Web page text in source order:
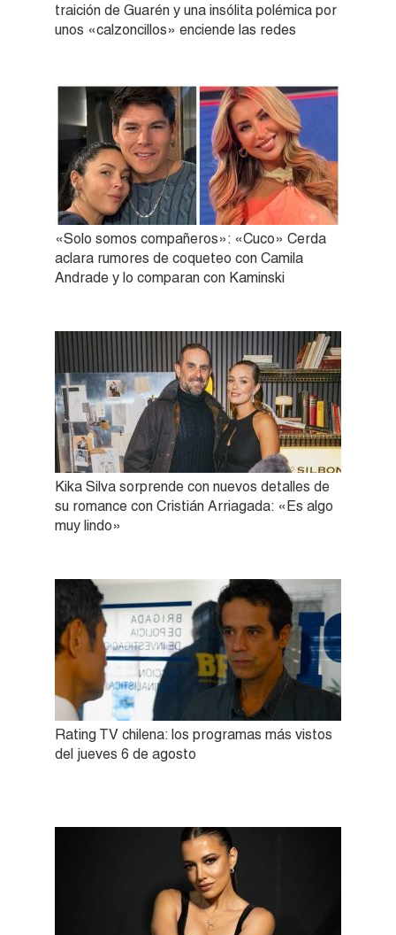
traición de Guarén y una insólita polémica por
unos «calzoncillos» enciende las redes
«Solo somos compañeros»: «Cuco» Cerda
aclara rumores de coqueteo con Camila
Andrade y lo comparan con Kaminski
Kika Silva sorprende con nuevos detalles de
su romance con Cristián Arriagada: «Es algo
muy lindo»
Rating TV chilena: los programas más vistos
del jueves 6 de agosto